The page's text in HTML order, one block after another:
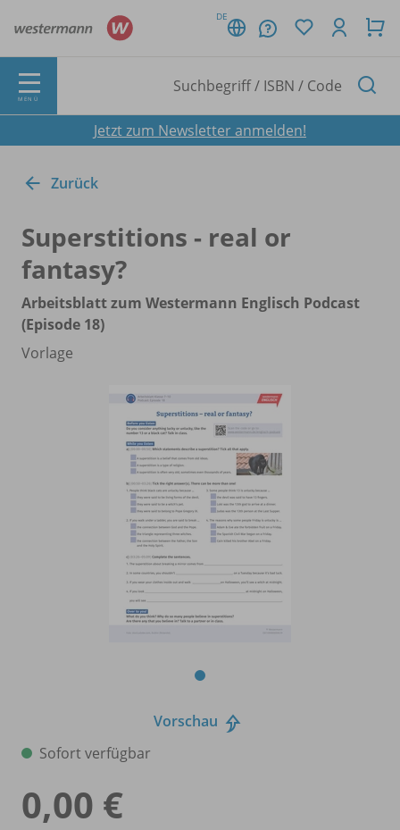
DE
MENÜ
Jetzt zum Newsletter anmelden!
Zurück
Superstitions - real or
fantasy?
Arbeitsblatt zum Westermann Englisch Podcast
(Episode 18)
Vorlage
Vorschau
Sofort verfügbar
0,00 €